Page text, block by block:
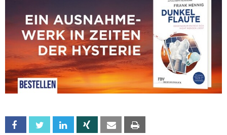
Facebook Twitter Linkedin Xing Email